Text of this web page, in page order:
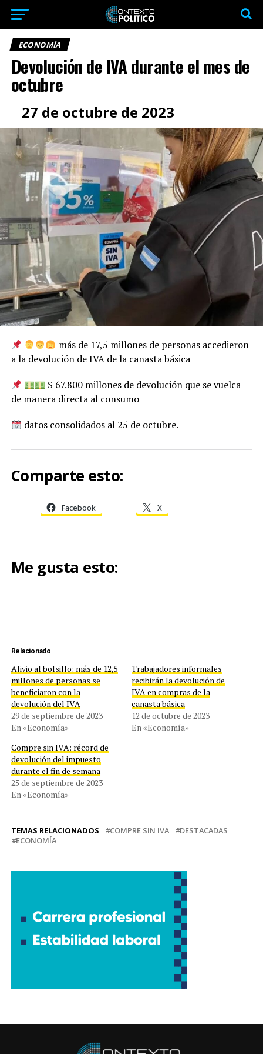
ECONOMÍA
Devolución de IVA durante el mes de
octubre
27 de octubre de 2023
más de 17,5 millones de personas accedieron
a la devolución de IVA de la canasta básica
$ 67.800 millones de devolución que se vuelca
de manera directa al consumo
datos consolidados al 25 de octubre.
Comparte esto:
Facebook X
Me gusta esto:
Relacionado
Alivio al bolsillo: más de 12,5
millones de personas se
beneficiaron con la
devolución del IVA
29 de septiembre de 2023
En «Economía»
Trabajadores informales
recibirán la devolución de
IVA en compras de la
canasta básica
12 de octubre de 2023
En «Economía»
Compre sin IVA: récord de
devolución del impuesto
durante el fin de semana
25 de septiembre de 2023
En «Economía»
TEMAS RELACIONADOS COMPRE SIN IVA
DESTACADAS
ECONOMÍA